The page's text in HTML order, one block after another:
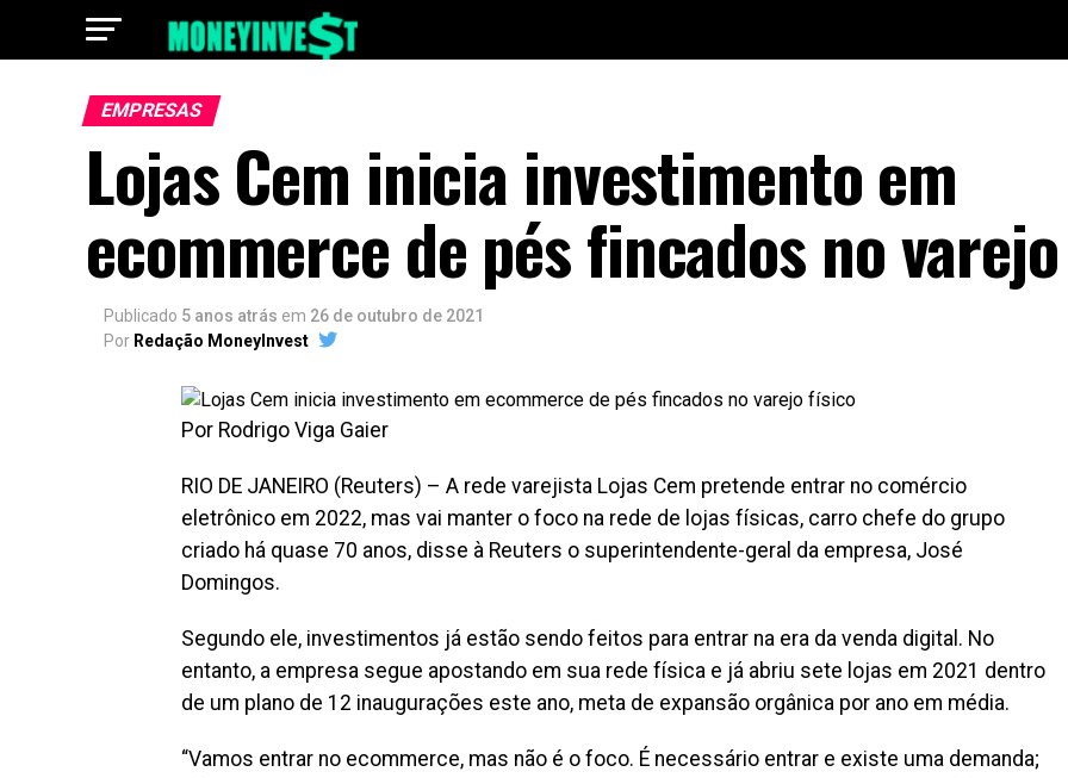
EMPRESAS
Lojas Cem inicia investimento em
ecommerce de pés fincados no
Publicado 5 anos atrás em 26 de outubro de 2021
Por Redação MoneyInvest
Por Rodrigo Viga Gaier
RIO DE JANEIRO (Reuters) – A rede varejista Lojas Cem pretende entrar no comércio
eletrônico em 2022, mas vai manter o foco na rede de lojas físicas, carro chefe do grupo
criado há quase 70 anos, disse à Reuters o superintendente-geral da empresa, José
Domingos.
Segundo ele, investimentos já estão sendo feitos para entrar na era da venda digital. No
entanto, a empresa segue apostando em sua rede física e já abriu sete lojas em 2021 dentro
de um plano de 12 inaugurações este ano, meta de expansão orgânica por ano em média.
“Vamos entrar no ecommerce, mas não é o foco. É necessário entrar e existe uma demanda;